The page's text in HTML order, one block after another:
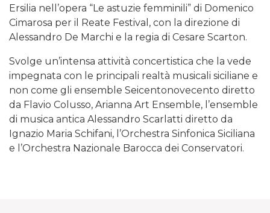
Ersilia nell’opera “Le astuzie femminili” di Domenico
Cimarosa per il Reate Festival, con la direzione di
Alessandro De Marchi e la regia di Cesare Scarton.
Svolge un’intensa attività concertistica che la vede
impegnata con le principali realtà musicali siciliane e
non come gli ensemble Seicentonovecento diretto
da Flavio Colusso, Arianna Art Ensemble, l’ensemble
di musica antica Alessandro Scarlatti diretto da
Ignazio Maria Schifani, l’Orchestra Sinfonica Siciliana
e l’Orchestra Nazionale Barocca dei Conservatori.